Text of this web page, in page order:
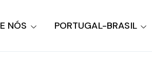
NÓS PORTUGAL-BRASIL